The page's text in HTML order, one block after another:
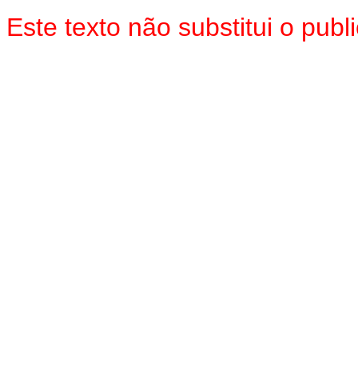
Este texto não substitui o